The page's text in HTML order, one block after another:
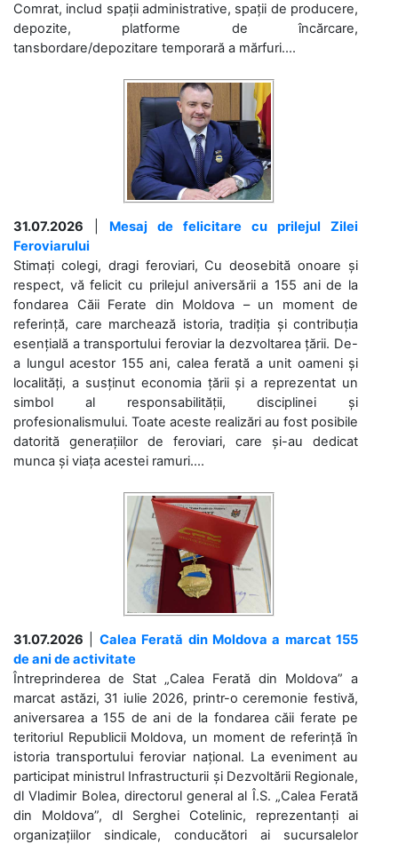
Comrat, includ spații administrative, spații de producere,
depozite, platforme de încărcare,
tansbordare/depozitare temporară a mărfuri....
31.07.2026
Mesaj de felicitare cu prilejul Zilei
Feroviarului
Stimați colegi, dragi feroviari, Cu deosebită onoare și
respect, vă felicit cu prilejul aniversării a 155 ani de la
fondarea Căii Ferate din Moldova – un moment de
referință, care marchează istoria, tradiția și contribuția
esențială a transportului feroviar la dezvoltarea țării. De-
a lungul acestor 155 ani, calea ferată a unit oameni și
localități, a susținut economia țării și a reprezentat un
simbol al responsabilității, disciplinei și
profesionalismului. Toate aceste realizări au fost posibile
datorită generațiilor de feroviari, care și-au dedicat
munca și viața acestei ramuri....
31.07.2026
Calea Ferată din Moldova a marcat 155
de ani de activitate
Întreprinderea de Stat „Calea Ferată din Moldova” a
marcat astăzi, 31 iulie 2026, printr-o ceremonie festivă,
aniversarea a 155 de ani de la fondarea căii ferate pe
teritoriul Republicii Moldova, un moment de referință în
istoria transportului feroviar național. La eveniment au
participat ministrul Infrastructurii și Dezvoltării Regionale,
dl Vladimir Bolea, directorul general al Î.S. „Calea Ferată
din Moldova”, dl Serghei Cotelinic, reprezentanți ai
organizațiilor sindicale, conducători ai sucursalelor